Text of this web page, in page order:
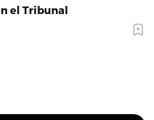
el Tribunal